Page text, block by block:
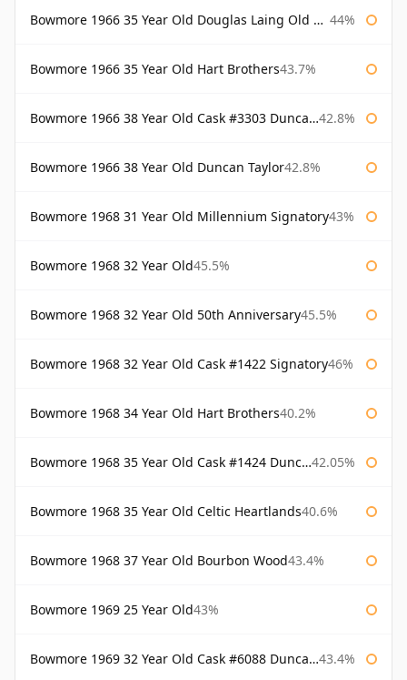
Bowmore 1966 35 Year Old Douglas Laing Old Malt Cask 44%
Bowmore 1966 35 Year Old Hart Brothers43.7%
Bowmore 1966 38 Year Old Cask #3303 Duncan Taylor 42.8%
Bowmore 1966 38 Year Old Duncan Taylor42.8%
Bowmore 1968 31 Year Old Millennium Signatory43%
Bowmore 1968 32 Year Old45.5%
Bowmore 1968 32 Year Old 50th Anniversary45.5%
Bowmore 1968 32 Year Old Cask #1422 Signatory46%
Bowmore 1968 34 Year Old Hart Brothers40.2%
Bowmore 1968 35 Year Old Cask #1424 Duncan Taylor 42.05%
Bowmore 1968 35 Year Old Celtic Heartlands40.6%
Bowmore 1968 37 Year Old Bourbon Wood43.4%
Bowmore 1969 25 Year Old43%
Bowmore 1969 32 Year Old Cask #6088 Duncan Taylor 43.4%